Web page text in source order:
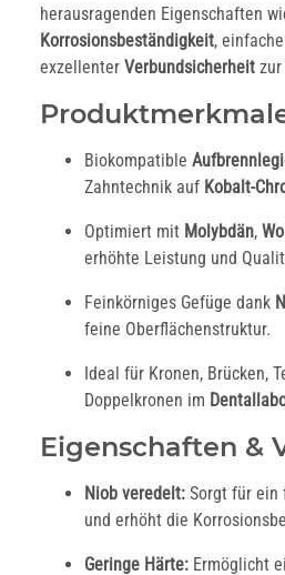
herausragenden Eigenschaften
Korrosionsbeständigkeit,
exzellenter Verbundsicherheit
Biokompatible
Zahntechnik auf Kobalt-
Optimiert mit Molybdän,
erhöhte Leistung und
Feinkörniges Gefüge dank
feine Oberflächenstruktur.
Ideal für Kronen, Brücken,
Doppelkronen im
Eigenschaften &
Niob veredelt: Sorgt für ein
und erhöht die
Geringe Härte: Ermöglicht